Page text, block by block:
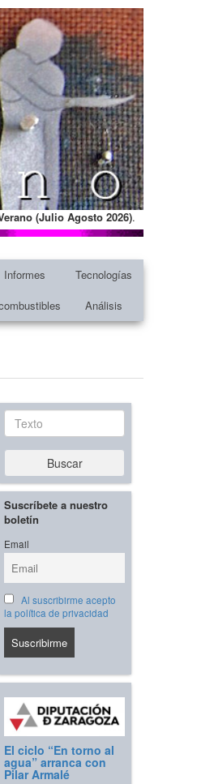
(Julio Agosto 2026).
Informes
Tecnologías
Análisis
Texto
Buscar
Suscríbete a nuestro
boletín
Email
Al suscribirme acepto
la política de privacidad
El ciclo “En torno al
agua” arranca con
Pilar Armalé